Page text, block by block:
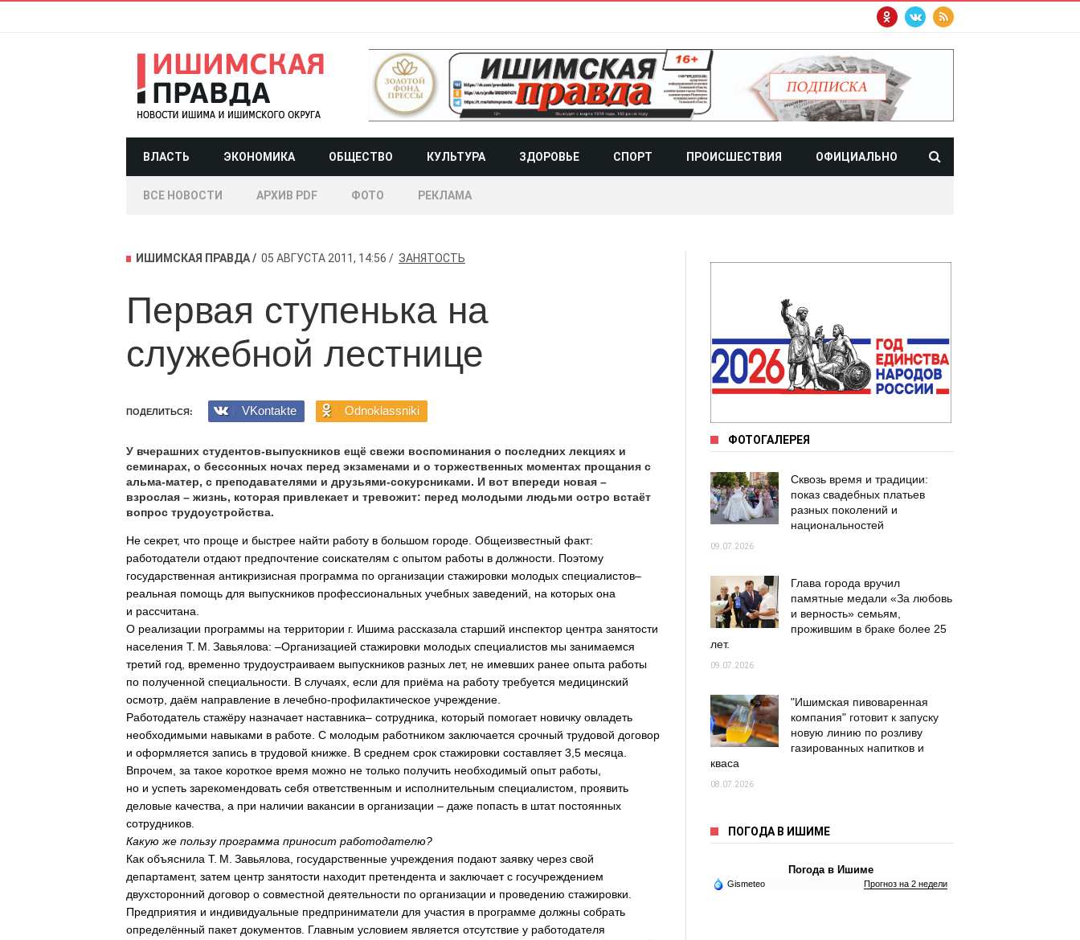
ВЛАСТЬ ЭКОНОМИКА ОБЩЕСТВО КУЛЬТУРА ЗДОРОВЬЕ СПОРТ ПРОИСШЕСТВИЯ ОФИЦИАЛЬНО
ВСЕ НОВОСТИ АРХИВ PDF ФОТО РЕКЛАМА
ИШИМСКАЯ ПРАВДА 05 АВГУСТА 2011, 14:56 ЗАНЯТОСТЬ
Первая ступенька на
служебной лестнице
ПОДЕЛИТЬСЯ: VKontakte Odnoklassniki
У вчерашних студентов-выпускников ещё свежи воспоминания о последних лекциях и
семинарах, о бессонных ночах перед экзаменами и о торжественных моментах прощания с
альма-матер, с преподавателями и друзьями-сокурсниками. И вот впереди новая –
взрослая – жизнь, которая привлекает и тревожит: перед молодыми людьми остро встаёт
вопрос трудоустройства.
Не секрет, что проще и быстрее найти работу в большом городе. Общеизвестный факт:
работодатели отдают предпочтение соискателям с опытом работы в должности. Поэтому
государственная антикризисная программа по организации стажировки молодых специалистов–
реальная помощь для выпускников профессиональных учебных заведений, на которых она
и рассчитана.
О реализации программы на территории г. Ишима рассказала старший инспектор центра занятости
населения Т. М. Завьялова: –Организацией стажировки молодых специалистов мы занимаемся
третий год, временно трудоустраиваем выпускников разных лет, не имевших ранее опыта работы
по полученной специальности. В случаях, если для приёма на работу требуется медицинский
осмотр, даём направление в лечебно-профилактическое учреждение.
Работодатель стажёру назначает наставника– сотрудника, который помогает новичку овладеть
необходимыми навыками в работе. С молодым работником заключается срочный трудовой договор
и оформляется запись в трудовой книжке. В среднем срок стажировки составляет 3,5 месяца.
Впрочем, за такое короткое время можно не только получить необходимый опыт работы,
но и успеть зарекомендовать себя ответственным и исполнительным специалистом, проявить
деловые качества, а при наличии вакансии в организации – даже попасть в штат постоянных
сотрудников.
Какую же пользу программа приносит работодателю?
Как объяснила Т. М. Завьялова, государственные учреждения подают заявку через свой
департамент, затем центр занятости находит претендента и заключает с госучреждением
двухсторонний договор о совместной деятельности по организации и проведению стажировки.
Предприятия и индивидуальные предприниматели для участия в программе должны собрать
определённый пакет документов. Главным условием является отсутствие у работодателя
ФОТОГАЛЕРЕЯ
Сквозь время и традиции:
показ свадебных платьев
разных поколений и
национальностей
09.07.2026
Глава города вручил
памятные медали «За любовь
и верность» семьям,
прожившим в браке более 25
лет.
09.07.2026
"Ишимская пивоваренная
компания" готовит к запуску
новую линию по розливу
газированных напитков и
кваса
08.07.2026
ПОГОДА В ИШИМЕ
Погода в Ишиме
Gismeteo Прогноз на 2 недели